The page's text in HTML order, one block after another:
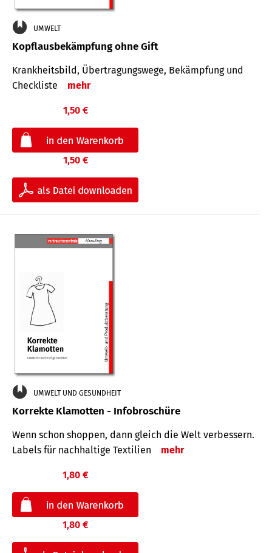
UMWELT
Kopflausbekämpfung ohne Gift
Krankheits­bild, Übertra­gungs­wege, Bekämpfung und
Check­liste
mehr
1,50 €
1,50 €
UMWELT UND GESUNDHEIT
Korrekte Klamotten - Infobroschüre
Wenn schon shoppen, dann gleich die Welt verbessern.
Labels für nachhaltige Textilien
mehr
1,80 €
1,80 €